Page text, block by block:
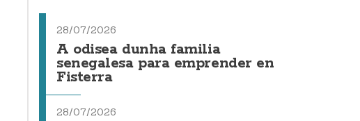
28/07/2026
A odisea dunha familia
senegalesa para emprender en
Fisterra
28/07/2026